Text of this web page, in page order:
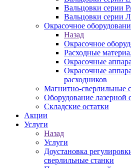
Вальцовки серии
Вальцовки серии
Окрасочное
Назад
Окрасочное
Расходные
Окрасочные
Окрасочные
расходников
Магнитно-сверлильные
Оборудование лазерной
Складские остатки
Акции
Услуги
Назад
Услуги
Доустановка
сверлильные станки